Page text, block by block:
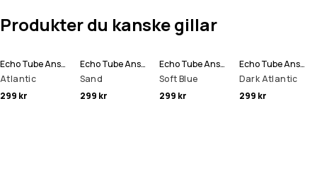
Produkter du kanske gillar
Echo Tube Ansiktsmask
Atlantic
299 kr
Echo Tube Ansiktsmask
Sand
299 kr
Echo Tube Ansiktsmask
Soft Blue
299 kr
Echo Tube Ansiktsmask
Dark Atlantic
299 kr